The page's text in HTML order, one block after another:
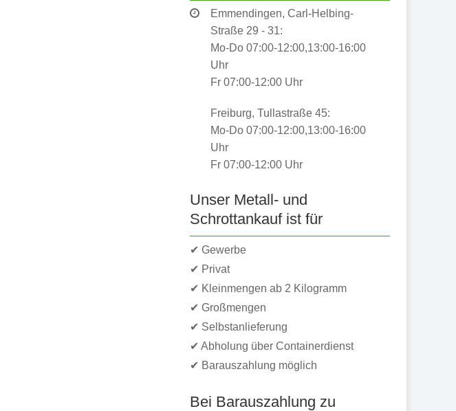
Emmendingen, Carl-Helbing-
Straße 29 - 31:
Mo-Do 07:00-12:00,13:00-16:00
Uhr
Fr 07:00-12:00 Uhr
Freiburg, Tullastraße 45:
Mo-Do 07:00-12:00,13:00-16:00
Uhr
Fr 07:00-12:00 Uhr
Unser Metall- und
Schrottankauf ist für
✔ Gewerbe
✔ Privat
✔ Kleinmengen ab 2 Kilogramm
✔ Großmengen
✔ Selbstanlieferung
✔ Abholung über Containerdienst
✔ Barauszahlung möglich
Bei Barauszahlung zu